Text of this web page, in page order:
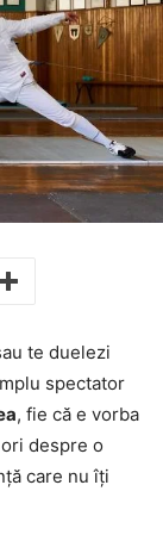
te duelezi
spectator
, fie că e vorba
despre o
care nu îți